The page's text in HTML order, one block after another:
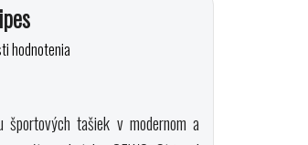
hodnotenia
športových tašiek v modernom a